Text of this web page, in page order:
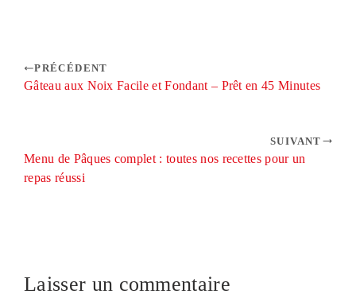
PRÉCÉDENT
Gâteau aux Noix Facile et Fondant – Prêt en 45 Minutes
SUIVANT
Menu de Pâques complet : toutes nos recettes pour un
repas réussi
Laisser un commentaire